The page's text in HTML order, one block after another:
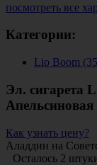
посмотреть все
Категории:
Lio Boom
Эл. сигарета
Апельсиновая
Как узнать цену?
Аладдин на
Осталось 2